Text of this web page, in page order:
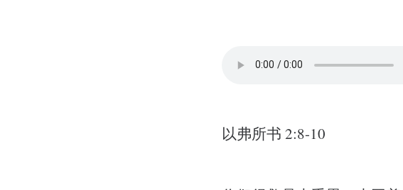
以弗所书 2:8-10